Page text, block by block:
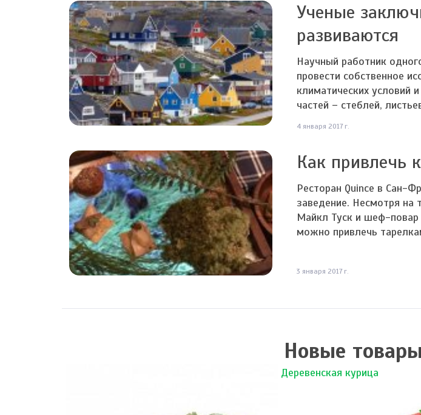
Ученые
развиваются
Научный работник
провести собственное
климатических условий
частей – стеблей,
4 января 2017 г.
Как привлечь
Ресторан Quince в Сан-
заведение. Несмотря на
Майкл Туск и шеф-
можно привлечь
3 января 2017 г.
Новые
Деревенская курица